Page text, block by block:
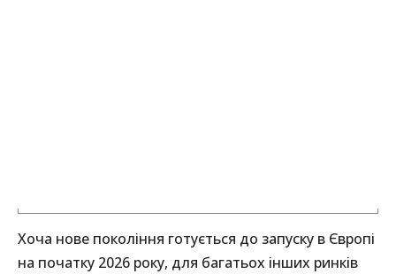
Хоча нове покоління готується до запуску в Європі
на початку 2026 року, для багатьох інших ринків